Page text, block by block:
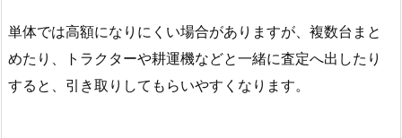
単体では高額になりにくい場合がありますが、複数台まと
めたり、トラクターや耕運機などと一緒に査定へ出したり
すると、引き取りしてもらいやすくなります。